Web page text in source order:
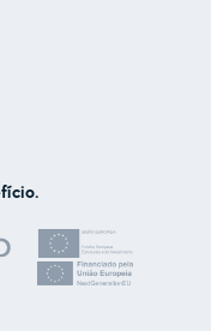
cookies ou